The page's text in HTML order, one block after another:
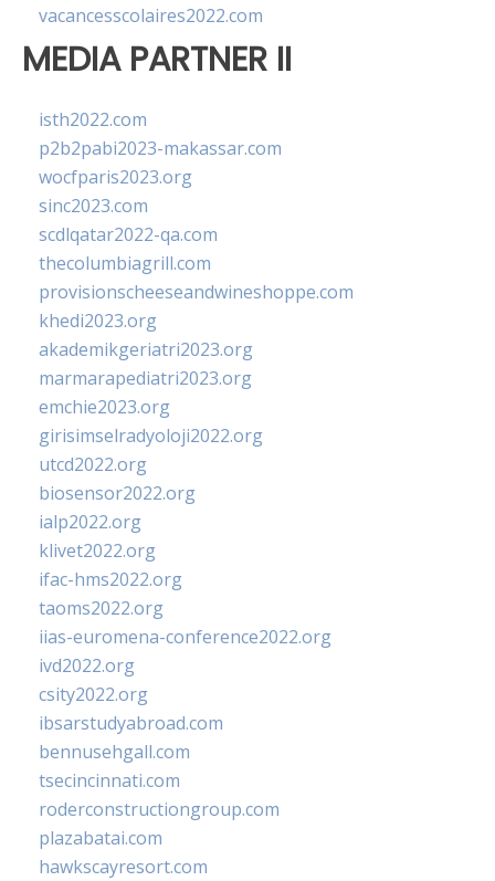
vacancesscolaires2022.com
MEDIA PARTNER II
isth2022.com
p2b2pabi2023-makassar.com
wocfparis2023.org
sinc2023.com
scdlqatar2022-qa.com
thecolumbiagrill.com
provisionscheeseandwineshoppe.com
khedi2023.org
akademikgeriatri2023.org
marmarapediatri2023.org
emchie2023.org
girisimselradyoloji2022.org
utcd2022.org
biosensor2022.org
ialp2022.org
klivet2022.org
ifac-hms2022.org
taoms2022.org
iias-euromena-conference2022.org
ivd2022.org
csity2022.org
ibsarstudyabroad.com
bennusehgall.com
tsecincinnati.com
roderconstructiongroup.com
plazabatai.com
hawkscayresort.com